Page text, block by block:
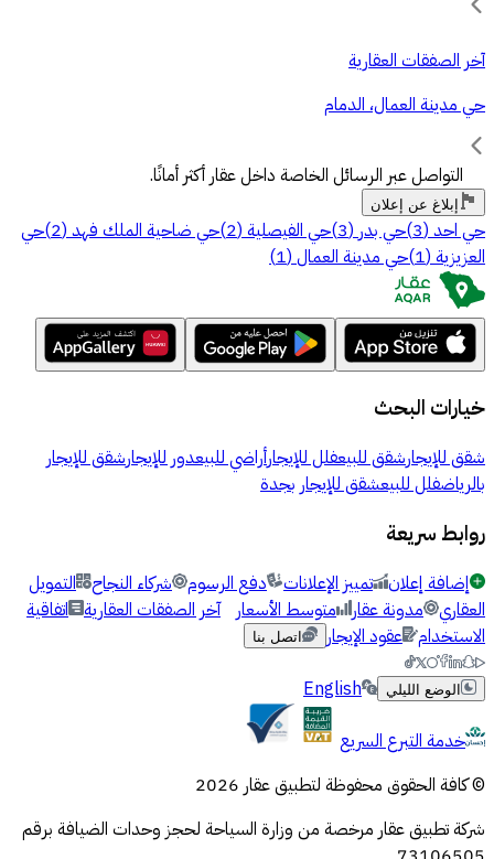
آخر الصفقات العقارية
حي مدينة العمال، الدمام
التواصل عبر الرسائل الخاصة داخل عقار أكثر أمانًا.
إبلاغ عن إعلان
حي احد (
3
)حي بدر (
3
)حي الفيصلية (
2
)حي ضاحية الملك فهد (
2
)حي
العزيزية (
1
)حي مدينة العمال (
1
)
خيارات البحث
شقق للإيجارشقق للبيعفلل للإيجارأراضي للبيعدور للإيجارشقق للإيجار
بالرياضفلل للبيعشقق للإيجار بجدة
روابط سريعة
إضافة إعلان تمييز الإعلانات دفع الرسوم شركاء النجاح
التمويل
العقاري
مدونة عقار متوسط الأسعار آخر الصفقات العقارية
اتفاقية
الاستخدام عقود الإيجار اتصل بنا
الوضع الليلي
English
خدمة التبرع السريع
© كافة الحقوق محفوظة لتطبيق عقار 2026
شركة تطبيق عقار مرخصة من وزارة السياحة لحجز وحدات الضيافة برقم